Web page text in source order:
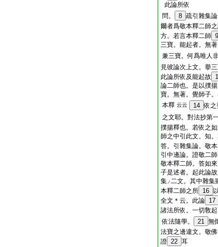
此論所依
問。
8 疏引雜集
爾者爲敬本釋二師
方。若言本釋二師 9
三寶。能起者。無
兼三寶。何爲唯人
見彼論次上文。擧
此論所依及能起故
論二師也。是以撲
寶。無著。覺師子
本釋 云云 14 依之
之文耶。對法抄第
撲揚釋也。若依之
師之中引此文。知
答。引雜集論。敬
引中邊論。證敬二
敬本釋二師。答如
子是述者。起此論
集ノ二文。其中雜集
本釋二師之所 16
全文＊云。此論 17
諸法所依。一切敎
依法隨學。
21 無
法寶之邊違文。敬
證 22 耳